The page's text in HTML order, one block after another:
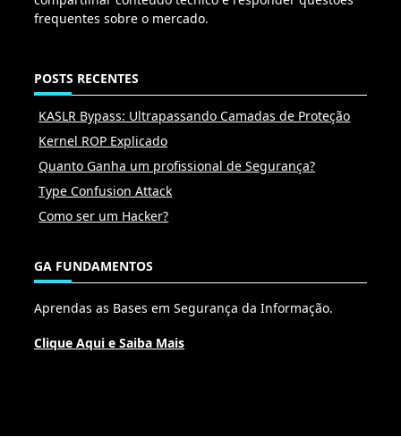
frequentes sobre o mercado.
POSTS RECENTES
KASLR Bypass: Ultrapassando Camadas de Proteção
Kernel ROP Explicado
Quanto Ganha um profissional de Segurança?
Type Confusion Attack
Como ser um Hacker?
GA FUNDAMENTOS
Aprendas as Bases em Segurança da Informação.
Clique Aqui e Saiba Mais